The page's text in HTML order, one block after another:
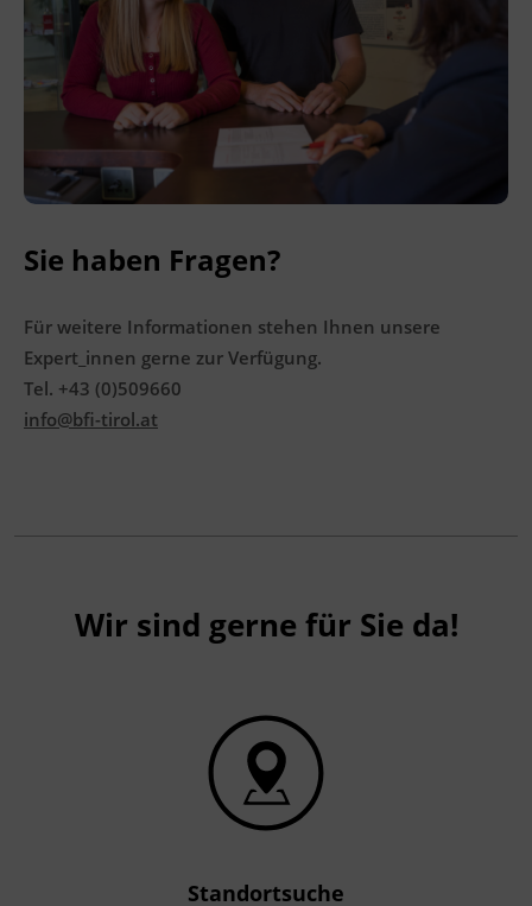
Ingenieurzertifizierung
BFI Reutte
BFI Schwaz
Sie haben Fragen?
Für weitere Informationen stehen Ihnen unsere
Expert_innen gerne zur Verfügung.
Tel. +43 (0)509660
info@bfi-tirol.at
Wir sind gerne für Sie da!
Standortsuche